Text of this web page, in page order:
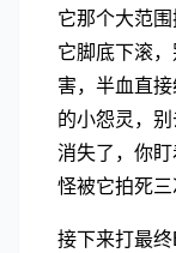
它那个大范
它脚底下滚
害，半血直
的小怨灵，
消失了，你
怪被它拍死三
接下来打最